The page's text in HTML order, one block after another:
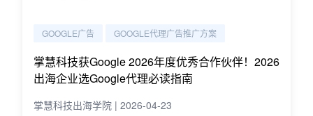
GOOGLE广告 GOOGLE代理广告推广方案
掌慧科技获Google 2026年度优秀合作伙伴！2026
出海企业选Google代理必读指南
掌慧科技出海学院 | 2026-04-23